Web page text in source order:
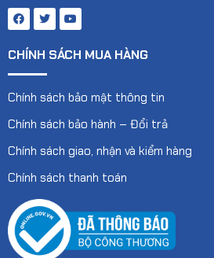
CHÍNH SÁCH MUA HÀNG
Chính sách bảo mật thông tin
Chính sách bảo hành – Đổi trả
Chính sách giao, nhận và kiểm hàng
Chính sách thanh toán